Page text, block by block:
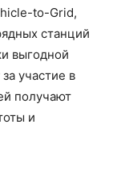
to-Grid,
станций
выгодной
участие в
получают
и